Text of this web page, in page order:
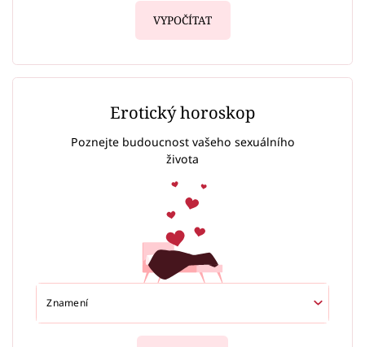
VYPOČÍTAT
Erotický horoskop
Poznejte budoucnost vašeho sexuálního
života